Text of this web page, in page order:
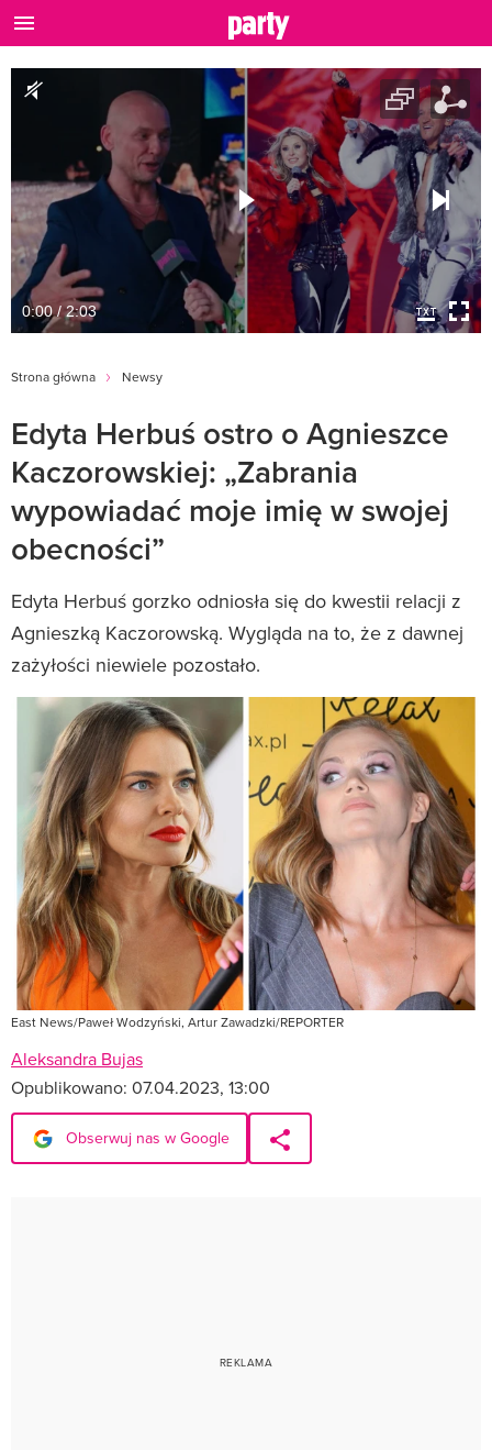
0:00 / 2:03
Strona główna Newsy
Edyta Herbuś ostro o Agnieszce
Kaczorowskiej: „Zabrania
wypowiadać moje imię w swojej
obecności”
Edyta Herbuś gorzko odniosła się do kwestii relacji z
Agnieszką Kaczorowską. Wygląda na to, że z dawnej
zażyłości niewiele pozostało.
East News/Paweł Wodzyński, Artur Zawadzki/REPORTER
Aleksandra Bujas
Opublikowano: 07.04.2023, 13:00
Obserwuj nas w Google